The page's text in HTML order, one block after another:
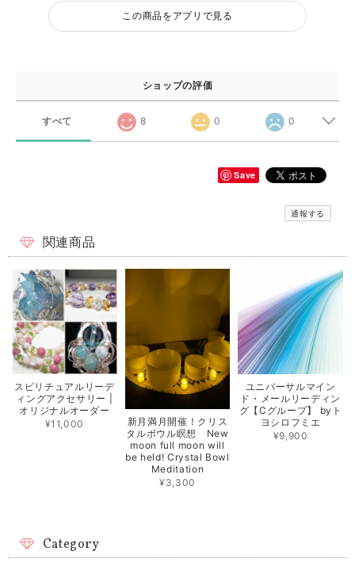
この商品をアプリで見る
ショップの評価
すべて 8 0 0
Save
通報する
関連商品
スピリチュアルリーデ
ィングアクセサリー |
オリジナルオーダー
¥11,000
新月満月開催！クリス
タルボウル瞑想 New
moon full moon will
be held! Crystal Bowl
Meditation
¥3,300
ユニバーサルマイン
ド・メールリーディン
グ【Cグループ】 byト
ヨシロフミエ
¥9,900
Category